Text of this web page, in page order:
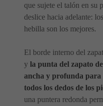
que sujete el talón en su
deslice hacia adelante:
hebilla son los mejores.
El borde interno del
y la punta del zapato
ancha y profunda para
todos los dedos de los
una puntera redonda